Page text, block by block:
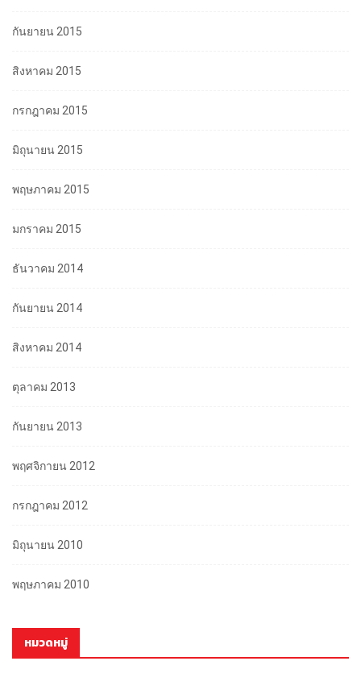
กันยายน 2015
สิงหาคม 2015
กรกฎาคม 2015
มิถุนายน 2015
พฤษภาคม 2015
มกราคม 2015
ธันวาคม 2014
กันยายน 2014
สิงหาคม 2014
ตุลาคม 2013
กันยายน 2013
พฤศจิกายน 2012
กรกฎาคม 2012
มิถุนายน 2010
พฤษภาคม 2010
หมวดหมู่